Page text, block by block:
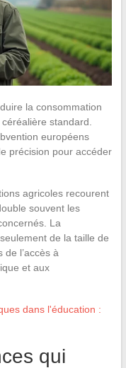
la consommation
standard.
européens
précision pour accéder
agricoles recourent
souvent les
La
de la taille de
de l’accès à
et aux
dans l'éducation :
qui